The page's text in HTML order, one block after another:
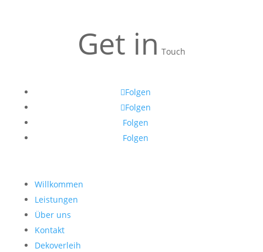
Get in Touch
Folgen
Folgen
Folgen
Folgen
Willkommen
Leistungen
Über uns
Kontakt
Dekoverleih